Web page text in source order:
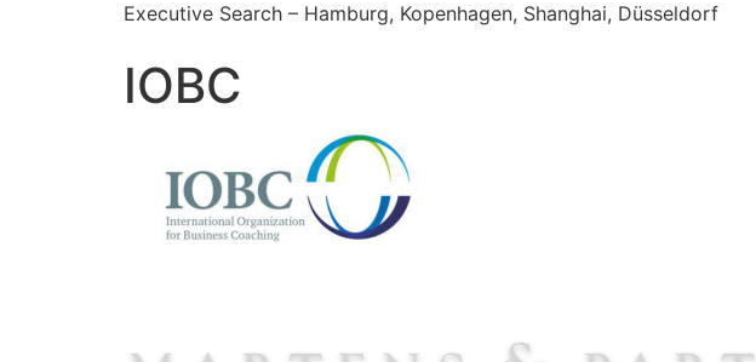
Executive Search – Hamburg, Kopenhagen, Shanghai, Düsseldorf
IOBC